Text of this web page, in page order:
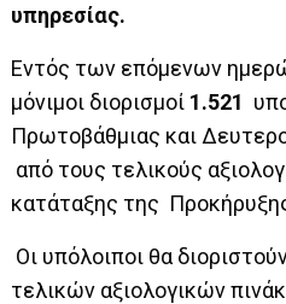
υπηρεσίας.
Εντός των επόμενων
μόνιμοι διορισμοί 1.521
Πρωτοβάθμιας και
από τους τελικούς
κατάταξης της
Οι υπόλοιποι θα
τελικών αξιολογικών